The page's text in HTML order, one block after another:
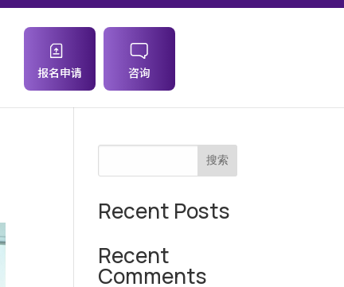
报名申请 咨询
搜索
Recent Posts
Recent
Comments